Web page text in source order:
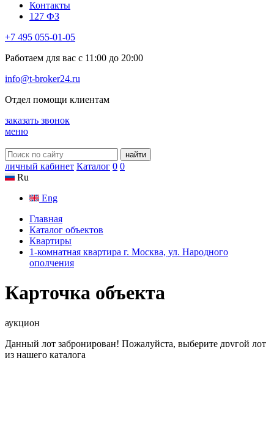
Контакты
127 ФЗ
+7 495 055-01-05
Работаем для вас с 11:00 до 20:00
info@t-broker24.ru
Отдел помощи клиентам
заказать звонок
меню
найти
личный кабинет Каталог 0 0
Ru
Eng
Главная
Каталог объектов
Квартиры
1-комнатная квартира г. Москва, ул. Народного
ополчения
Карточка объекта
аукцион
Данный лот забронирован! Пожалуйста, выберите другой лот
из нашего каталога